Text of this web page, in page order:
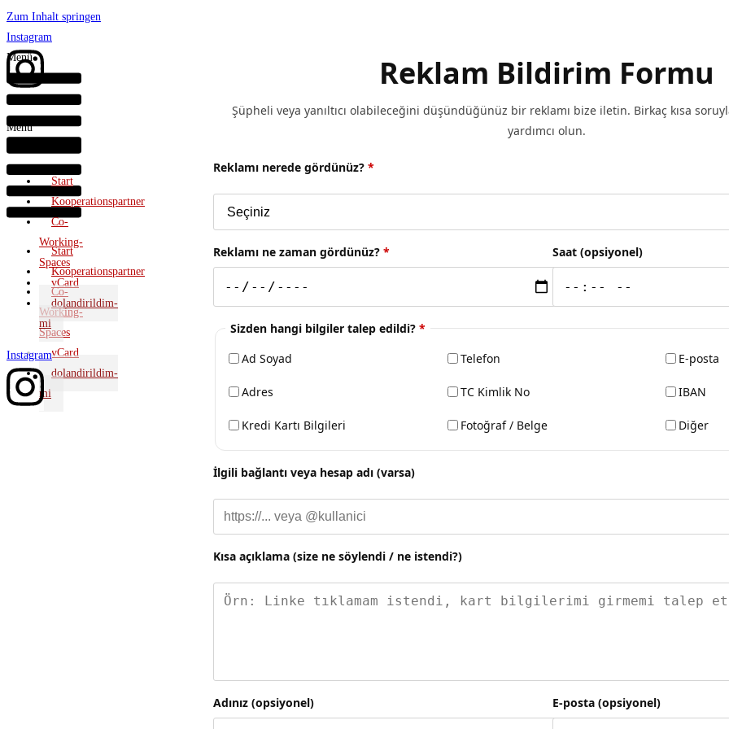
Zum Inhalt springen
Instagram
Menü
Start
Kooperationspartner
Co-
Working-
Spaces
vCard
dolandirildim-
mi
Menü
Start
Kooperationspartner
Co-
Working-
Spaces
vCard
dolandirildim-
mi
Instagram
Reklam Bildirim Formu
Şüpheli veya yanıltıcı olabileceğini düşündüğünüz bir reklamı bize iletin. Birkaç kısa
yardımcı olun.
Reklamı nerede gördünüz? *
Reklamı ne zaman gördünüz? * Saat (opsiyonel)
Sizden hangi bilgiler talep edildi? *
Ad Soyad
Telefon E-posta
Adres TC Kimlik No IBAN
Kredi Kartı Bilgileri Fotoğraf / Belge Diğer
İlgili bağlantı veya hesap adı (varsa)
Kısa açıklama (size ne söylendi / ne istendi?)
Adınız (opsiyonel) E-posta (opsiyonel)